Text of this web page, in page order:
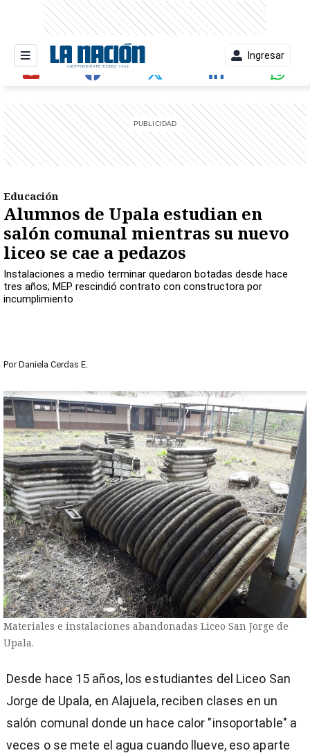
Ingresar
Educación
Alumnos de Upala estudian en
salón comunal mientras su nuevo
liceo se cae a pedazos
Instalaciones a medio terminar quedaron botadas desde hace
tres años; MEP rescindió contrato con constructora por
incumplimiento
Por Daniela Cerdas E.
Materiales e instalaciones abandonadas Liceo San Jorge de
Upala.
Desde hace 15 años, los estudiantes del Liceo San
Jorge de Upala, en Alajuela, reciben clases en un
salón comunal donde un hace calor "insoportable" a
veces o se mete el agua cuando llueve, eso aparte